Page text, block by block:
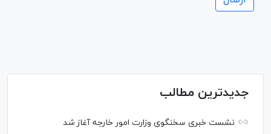
جدیدترین مطالب
نشست خبری سخنگوی وزارت امور خارجه آغاز شد